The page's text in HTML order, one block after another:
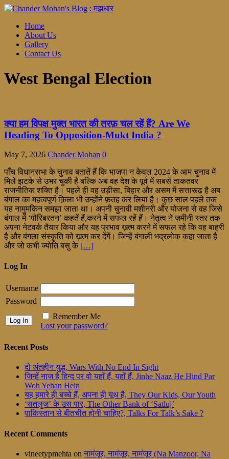
Home
About Us
Gallery
Contact Us
West Bengal Election
क्या हम विपक्ष मुक्त भारत की तरफ़ चल रहें हैं? Are We
Heading To Opposition-Mukt India ?
May 7, 2026 Chander Mohan 0
पाँच विधानसभा के चुनाव बतातें हैं कि भाजपा न केवल 2024 के आम चुनाव में
मिले झटके से उभर चुकी है बल्कि अब वह देश के पूर्व में सबसे ताकतवर
राजनीतिक शक्ति है। पहले ही वह उड़ीसा, बिहार और असम में सत्तारूढ़ है अब
बंगाल का महत्वपूर्ण क़िला भी उन्होंने फ़तह कर लिया है। कुछ साल पहले तक
यह नामुमकिन समझा जाता था। अपनी चुनावी मशीनरी और योजना से वह जिसे
बंगाल में ‘पौरिबरतन’ कहतें हैं,करने में सफल रहें हैं। नेतृत्व ने ज़मीनी स्तर तक
अपना नेटवर्क तैयार किया और यह प्रभाव ख़त्म करने में सफल रहे कि वह बाहरी
है और बंगला संस्कृति को ख़त्म कर देंगें। जिन्हें बंगाली भद्रलोक कहा जाता है
और जो कभी ज्योति बसु के […]
Log In
Username
Password
Remember Me
Lost your password?
Recent Posts
दो अंतहीन युद्ध, Wars With No End In Sight
जिन्हें नाज़ है हिन्द पर वो यहाँ हैं, यहाँ हैं, Jinhe Naaz He Hind Par
Woh Yehan Hein
यह हमारे ही बच्चे हैं, अपना ही यूथ है, They Our Kids, Our Youth
‘सतलुज’ के उस पार, The Other Bank of ‘Satluj’
पाकिस्तान से बीतचीत होनी चाहिए?, Talks For Talk’s Sake ?
Recent Comments
vineetypmehta on नामंजूर, नामंजूर, नामंजूर (Na Manzoor, Na